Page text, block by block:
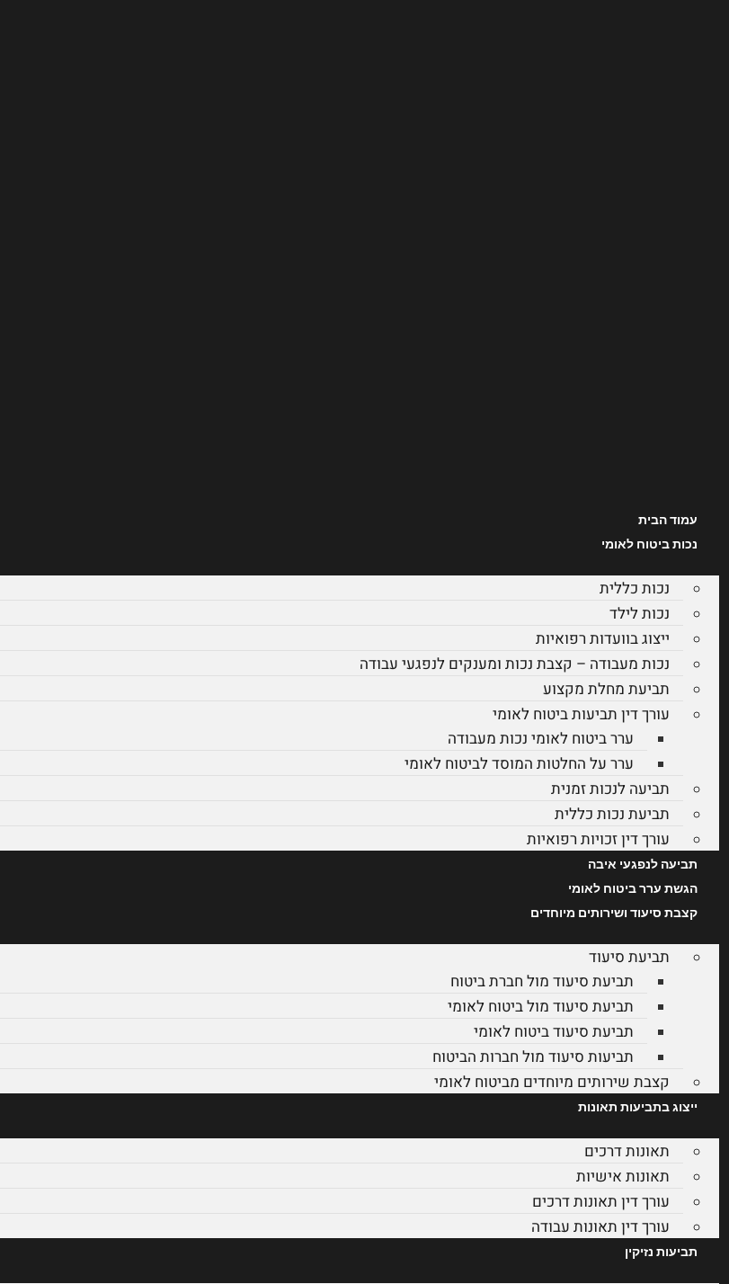
עמוד הבית
נכות ביטוח לאומי
נכות כללית
נכות לילד
ייצוג בוועדות רפואיות
נכות מעבודה – קצבת נכות ומענקים לנפגעי עבודה
תביעת מחלת מקצוע
עורך דין תביעות ביטוח לאומי
ערר ביטוח לאומי נכות מעבודה
ערר על החלטות המוסד לביטוח לאומי
תביעה לנכות זמנית
תביעת נכות כללית
עורך דין זכויות רפואיות
תביעה לנפגעי איבה
הגשת ערר ביטוח לאומי
קצבת סיעוד ושירותים מיוחדים
תביעת סיעוד
תביעת סיעוד מול חברת ביטוח
תביעת סיעוד מול ביטוח לאומי
תביעת סיעוד ביטוח לאומי
תביעות סיעוד מול חברות הביטוח
קצבת שירותים מיוחדים מביטוח לאומי
ייצוג בתביעות תאונות
תאונות דרכים
תאונות אישיות
עורך דין תאונות דרכים
עורך דין תאונות עבודה
תביעות נזיקין